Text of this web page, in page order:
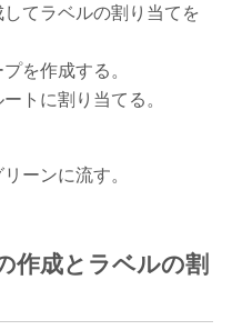
てラベルの割り当てを
を作成する。
トに割り当てる。
ーンに流す。
作成とラベルの割